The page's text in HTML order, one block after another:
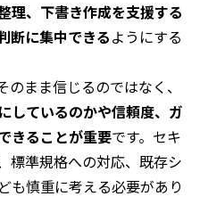
理、下書き作成を支援する
断に集中できるようにする
まま信じるのではなく、
しているのかや信頼度、ガ
きることが重要です。セキ
標準規格への対応、既存シ
も慎重に考える必要があり